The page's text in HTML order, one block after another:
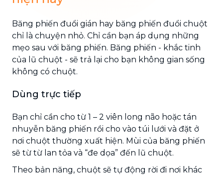
Băng phiến đuổi gián hay băng phiến đuổi chuột
chỉ là chuyện nhỏ. Chỉ cần bạn áp dụng những
mẹo sau với băng phiến. Băng phiến - khắc tinh
của lũ chuột - sẽ trả lại cho bạn không gian sống
không có chuột.
Dùng trực tiếp
Bạn chỉ cần cho từ 1 – 2 viên long não hoặc tán
nhuyễn băng phiến rồi cho vào túi lưới và đặt ở
nơi chuột thường xuất hiện. Mùi của băng phiến
sẽ từ từ lan tỏa và “đe dọa” đến lũ chuột.
Theo bản năng, chuột sẽ tự động rời đi nơi khác